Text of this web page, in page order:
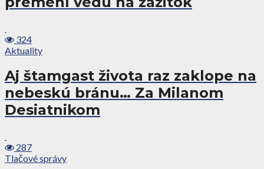
324
Aktuality
Aj štamgast života raz zaklope na
nebeskú bránu… Za Milanom
Desiatnikom
287
Tlačové správy